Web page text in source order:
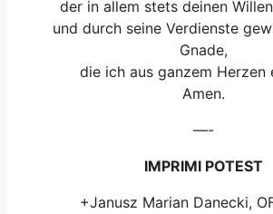
der in allem stets deinen
und durch seine Verdienste
Gnade,
die ich aus ganzem Herzen
Amen.
—-
IMPRIMI POTEST
+Janusz Marian Danecki,